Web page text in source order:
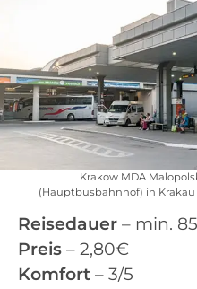
Krakow MDA
(Hauptbusbahnhof) in
Reisedauer – min.
Preis – 2,80€
Komfort – 3/5